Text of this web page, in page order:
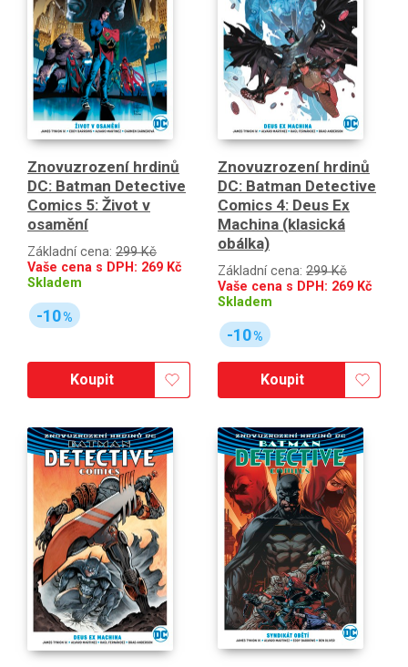
Znovuzrození hrdinů
DC: Batman Detective
Comics 5: Život v
osamění
Základní cena: 299 Kč
Vaše cena s DPH: 269 Kč
Skladem
-10%
Koupit
Znovuzrození hrdinů
DC: Batman Detective
Comics 4: Deus Ex
Machina (klasická
obálka)
Základní cena: 299 Kč
Vaše cena s DPH: 269 Kč
Skladem
-10%
Koupit